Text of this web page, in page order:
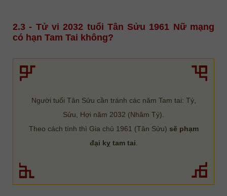
2.3 - Tử vi 2032 tuổi Tân Sửu 1961 Nữ mạng
có hạn Tam Tai không?
Người tuổi Tân Sửu cần tránh các năm Tam tai: Tý,
Sửu, Hợi năm 2032 (Nhâm Tý).
Theo cách tính thì Gia chủ 1961 (Tân Sửu) sẽ phạm
đại kỵ tam tai